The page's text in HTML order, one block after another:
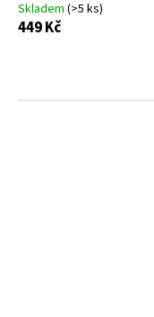
Skladem (>5 ks)
449 Kč